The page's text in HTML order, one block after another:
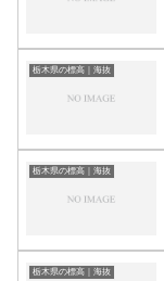
栃木県の標高｜海抜
栃木県の標高｜海抜
栃木県の標高｜海抜